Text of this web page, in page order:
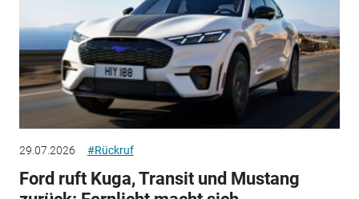
29.07.2026 #Rückruf
Ford ruft Kuga, Transit und Mustang